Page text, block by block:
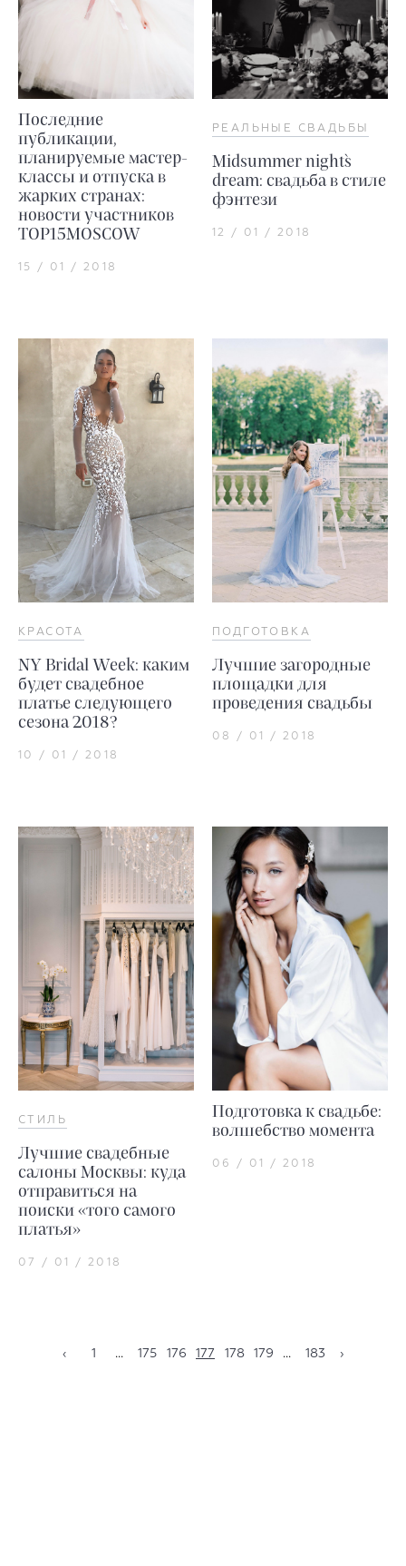
Последние
публикации,
планируемые мастер-
классы и отпуска в
жарких странах:
новости участников
TOP15MOSCOW
15 / 01 / 2018
РЕАЛЬНЫЕ СВАДЬБЫ
Midsummer night`s
dream: свадьба в стиле
фэнтези
12 / 01 / 2018
КРАСОТА
NY Bridal Week: каким
будет свадебное
платье cледующего
сезона 2018?
10 / 01 / 2018
ПОДГОТОВКА
Лучшие загородные
площадки для
проведения свадьбы
08 / 01 / 2018
СТИЛЬ
Лучшие свадебные
салоны Москвы: куда
отправиться на
поиски «того самого
платья»
07 / 01 / 2018
Подготовка к свадьбе:
волшебство момента
06 / 01 / 2018
‹ 1 ... 175 176 177 178 179 ... 183 ›